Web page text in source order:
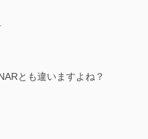
とも違いますよね？